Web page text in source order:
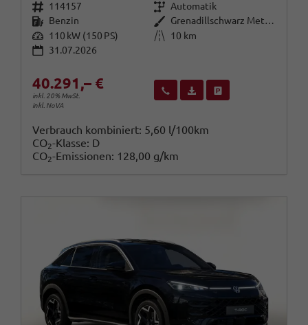
Fahrzeugnr. 114157 Getriebe Automatik
Kraftstoff Benzin Außenfarbe
Grenadillschwarz Metallic
Leistung 110 kW (150 PS) Kilometerstand
10 km
31.07.2026
40.291,– €
inkl. 20% MwSt.
inkl. NoVA
Wir rufen Sie anFahrzeugexposé (PDF)
Verbrauch kombiniert: 5,60 l/100km
CO2-Klasse: D
CO2-Emissionen: 128,00 g/km